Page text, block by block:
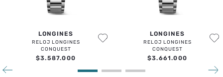
LONGINES
RELOJ LONGINES
CONQUEST
$3.587.000
LONGINES
RELOJ LONGINES
CONQUEST
$3.661.000